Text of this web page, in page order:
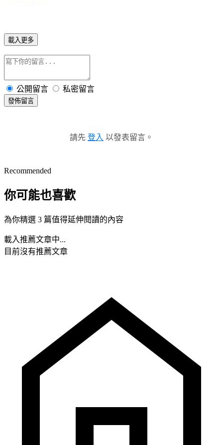
載入更多
公開留言 私密留言
發佈留言
請先 登入 以發表留言。
Recommended
你可能也喜歡
為你精選 3 篇值得延伸閱讀的內容
載入推薦文章中...
目前沒有推薦文章